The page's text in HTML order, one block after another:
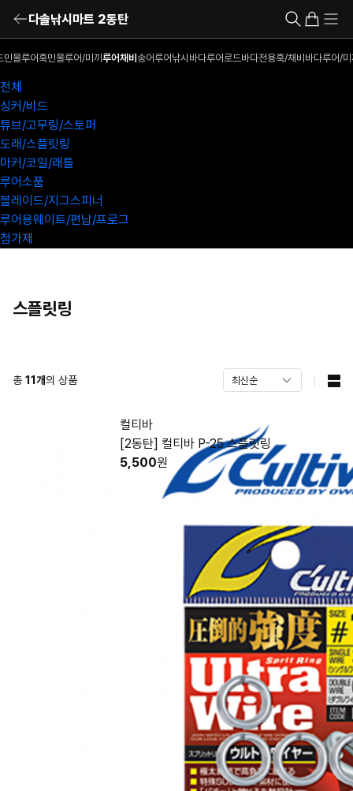
다솔낚시마트 2동탄
민물루어훅민물루어/미끼 루어채비 송어루어낚시 바다루어로드바다전용훅/채비 바다루어/
전체
싱커/비드
튜브/고무링/스토퍼
도래/스플릿링
마커/코일/래틀
루어소품
블레이드/지그스피너
루어용웨이트/편납/프로그
첨가제
스플릿링
총 11 개의 상품
컬티바
[2동탄] 컬티바 P-25 스플릿링
5,500원